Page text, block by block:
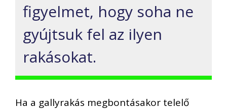
figyelmet, hogy soha ne
gyújtsuk fel az ilyen
rakásokat.
Ha a gallyrakás megbontásakor telelő